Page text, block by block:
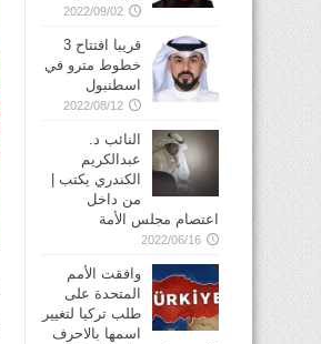
2022/09/02
قريبا افتتاح 3
خطوط مترو في
2022/08/12
النائب د.
عبدالكريم
الكندري يكتب |
من داخل
اعتصام مجلس الأمة
2022/06/16
وافقت الأمم
المتحدة على
طلب تركيا لتغيير
اسمها بالاحرف